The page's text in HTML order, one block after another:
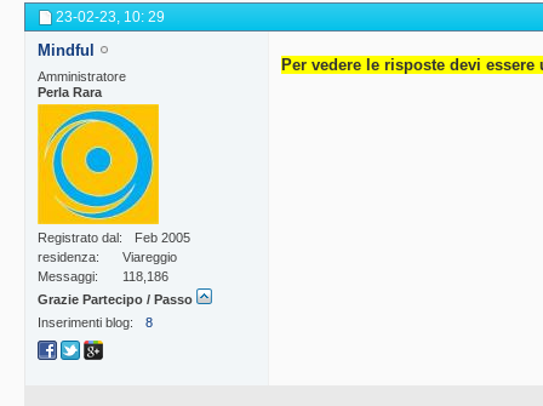
23-02-23, 10: 29
Mindful
Amministratore
Perla Rara
Registrato dal
Feb 2005
residenza
Viareggio
Messaggi
118,186
Grazie Partecipo / Passo
Inserimenti blog
8
Per vedere le risposte devi